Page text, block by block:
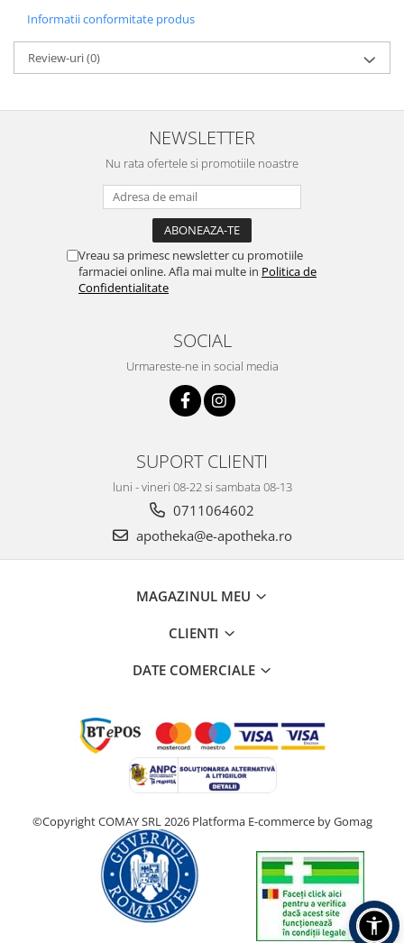
Informatii conformitate produs
Review-uri(0)
NEWSLETTER
Nu rata ofertele si promotiile noastre
Vreau sa primesc newsletter cu promotiile
farmaciei online. Afla mai multe in Politica de
Confidentialitate
SOCIAL
Urmareste-ne in social media
SUPORT CLIENTI
luni - vineri 08-22 si sambata 08-13
0711064602
apotheka@e-apotheka.ro
MAGAZINUL MEU
CLIENTI
DATE COMERCIALE
©Copyright COMAY SRL 2026 Platforma E-commerce by Gomag